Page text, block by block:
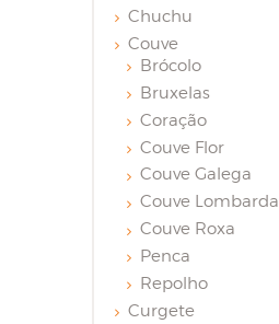
Chuchu
Couve
Brócolo
Bruxelas
Coração
Couve Flor
Couve Galega
Couve Lombarda
Couve Roxa
Penca
Repolho
Curgete